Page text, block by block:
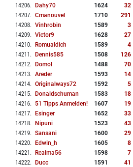
14206. Dahy70 1624 32
14207. Cmanouvel 1710 291
14208. Vinhrobin 1589 3
14209. Victor9 1628 27
14210. Romualdich 1589 4
14211 . Dennis585 1508 126
14212. Domol 1488 70
14213. Areder 1593 14
14214. Originalways72 1592 5
14215. Donaldschuman 1583 18
14216. 51 Tipps Anmelden! 1607 19
14217. Esinger 1652 33
14218. Nipuni 1523 43
14219. Sansani 1600 29
14220. Edwin_h 1605 8
14221 . Realma56 1598 7
14222. Ducc 1591 41